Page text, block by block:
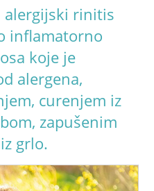
alergijski rinitis
inflamatorno
koje je
alergena,
curenjem iz
zapušenim
grlo.